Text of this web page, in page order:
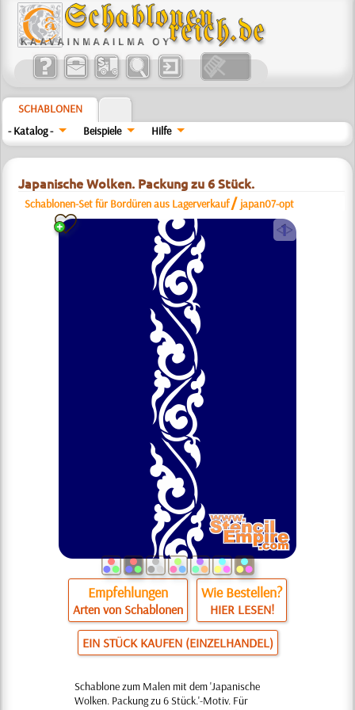
SCHABLONEN
- Katalog -
Beispiele Hilfe
Japanische Wolken. Packung zu 6 Stück.
Schablonen-Set für Bordüren aus Lagerverkauf / japan07-opt
a
Empfehlungen
Arten von Schablonen
Wie Bestellen?
HIER LESEN!
EIN STÜCK KAUFEN (EINZELHANDEL)
Schablone zum Malen mit dem 'Japanische
Wolken. Packung zu 6 Stück.'-Motiv. Für